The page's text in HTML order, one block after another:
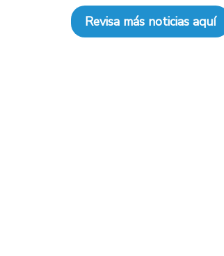
Revisa más noticias aquí